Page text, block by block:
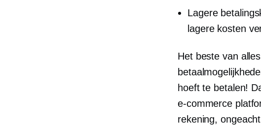
Lagere
lagere kosten
Het beste van
hoeft te betalen!
e-commerce
rekening,